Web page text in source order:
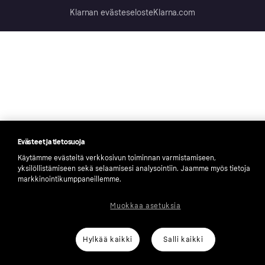
Klarnan evästeselosteKlarna.com
Evästeet ja tietosuoja
Käytämme evästeitä verkkosivun toiminnan varmistamiseen,
yksilöllistämiseen sekä selaamisesi analysointiin. Jaamme myös tietoja
markkinointikumppaneillemme.
Hylkää kaikki Salli kaikki
Muokkaa asetuksia